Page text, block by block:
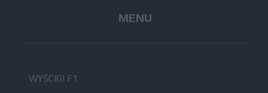
MENU
WYŚCIGI F1